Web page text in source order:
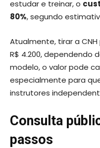
estudar e treinar, o
80%, segundo
Atualmente, tirar a
R$ 4.200, dependendo
modelo, o valor pode
especialmente para
instrutores
Consulta
passos